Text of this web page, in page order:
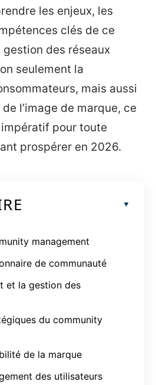
les enjeux, les
clés de ce
gestion des réseaux
seulement la
mais aussi
l’image de marque, ce
pour toute
prospérer en 2026.
management
de communauté
et la gestion des
du community
de la marque
des utilisateurs